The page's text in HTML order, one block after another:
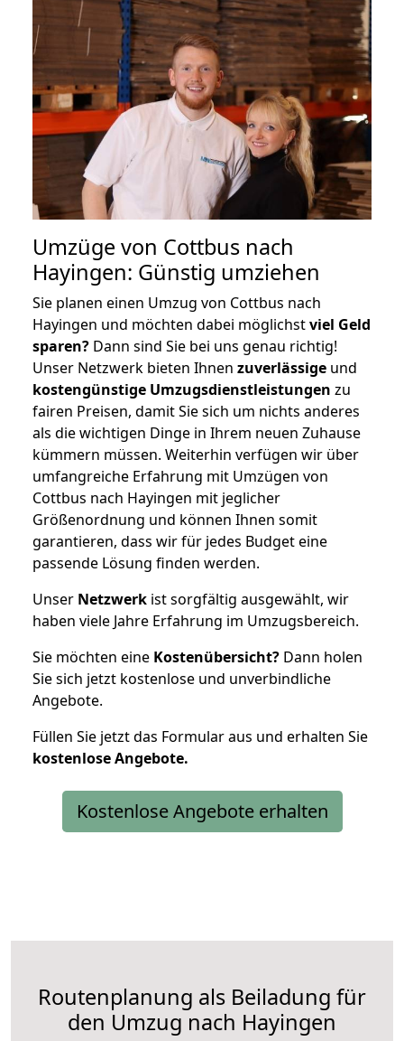
Umzüge von Cottbus nach
Hayingen: Günstig umziehen
Sie planen einen Umzug von Cottbus nach
Hayingen und möchten dabei möglichstviel Geld
sparen? Dann sind Sie bei uns genau richtig!
Unser Netzwerk bieten Ihnen zuverlässige und
kostengünstige Umzugsdienstleistungen zu
fairen Preisen, damit Sie sich um nichts anderes
als die wichtigen Dinge in Ihrem neuen Zuhause
kümmern müssen. Weiterhin verfügen wir über
umfangreiche Erfahrung mit Umzügen von
Cottbus nach Hayingen mit jeglicher
Größenordnung und können Ihnen somit
garantieren, dass wir für jedes Budget eine
passende Lösung finden werden.
Unser Netzwerk ist sorgfältig ausgewählt, wir
haben viele Jahre Erfahrung im Umzugsbereich.
Sie möchten eine Kostenübersicht? Dann holen
Sie sich jetzt kostenlose und unverbindliche
Angebote.
Füllen Sie jetzt das Formular aus und erhalten Sie
kostenloseAngebote.
Kostenlose Angebote erhalten
Routenplanung als Beiladung für
den Umzug nach Hayingen